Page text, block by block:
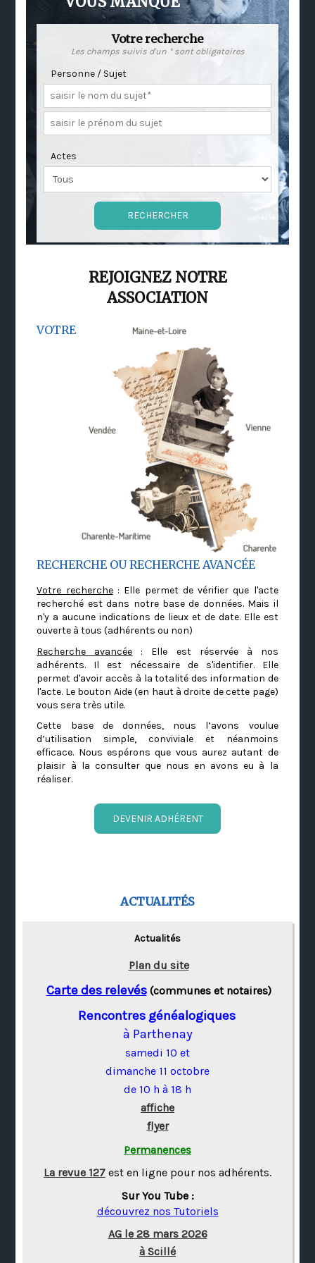
Votre recherche
Les champs suivis d'un * sont obligatoires
Personne / Sujet
Actes
REJOIGNEZ NOTRE
ASSOCIATION
VOTRE
RECHERCHE OU RECHERCHE AVANCÉE
Votre recherche: Elle permet de vérifier que l'acte
recherché est dans notre base de données. Mais il
n'y a aucune indications de lieux et de date. Elle est
ouverte à tous (adhérents ou non)
Recherche avancée : Elle est réservée à nos
adhérents. Il est nécessaire de s'identifier. Elle
permet d'avoir accès à la totalité des information de
l'acte. Le bouton Aide (en haut à droite de cette page)
vous sera très utile.
Cette base de données, nous l’avons voulue
d’utilisation simple, conviviale et néanmoins
efficace. Nous espérons que vous aurez autant de
plaisir à la consulter que nous en avons eu à la
réaliser.
DEVENIR ADHÉRENT
ACTUALITÉS
Actualités
Plan du site
Carte des relevés(communes et notaires)
Rencontres généalogiques
à Parthenay
samedi 10 et
dimanche 11 octobre
de 10 h à 18 h
affiche
flyer
Permanences
La revue 127 est en ligne pour nos adhérents.
Sur You Tube :
découvrez nos Tutoriels
AG le 28 mars 2026
à Scillé